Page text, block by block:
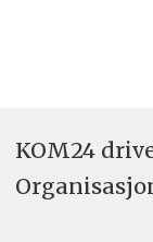
KOM24